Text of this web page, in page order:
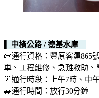
▌ 中橫公路 / 德基水庫
📜通行資格：豐原客運865
車、工程維修、急難救助、
⏰通行時段：上午7時、中
🚙通行時間：放行30分鐘